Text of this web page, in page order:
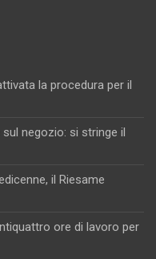
la procedura per il
negozio: si stringe il
il Riesame
ore di lavoro per